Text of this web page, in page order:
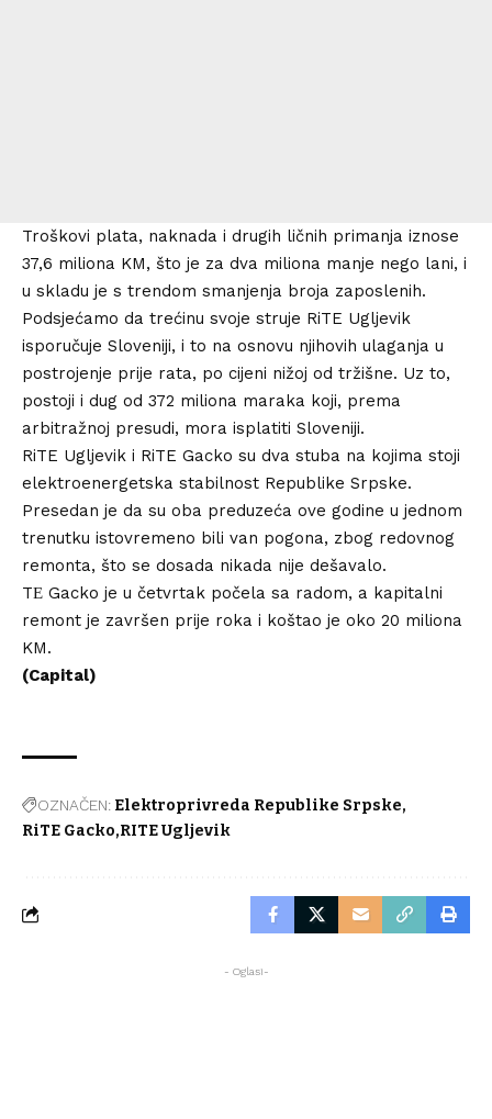
Troškovi plata, naknada i drugih ličnih primanja iznose
37,6 miliona KM, što je za dva miliona manje nego lani, i
u skladu je s trendom smanjenja broja zaposlenih.
Podsjećamo da trećinu svoje struje RiTE Ugljevik
isporučuje Sloveniji, i to na osnovu njihovih ulaganja u
postrojenje prije rata, po cijeni nižoj od tržišne. Uz to,
postoji i dug od 372 miliona maraka koji, prema
arbitražnoj presudi, mora isplatiti Sloveniji.
RiTE Ugljevik i RiTE Gacko su dva stuba na kojima stoji
elektroenergetska stabilnost Republike Srpske.
Presedan je da su oba preduzeća ove godine u jednom
trenutku istovremeno bili van pogona, zbog redovnog
remonta, što se dosada nikada nije dešavalo.
TЕ Gacko je u četvrtak počela sa radom, a kapitalni
remont je završen prije roka i koštao je oko 20 miliona
KM.
(Capital)
OZNAČEN: Elektroprivreda Republike Srpske
RiTE Gacko RITE Ugljevik
- Oglasi-